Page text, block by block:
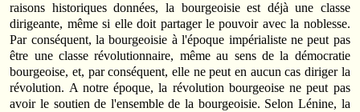
raisons historiques données, la bourgeoisie est déjà une classe
dirigeante, même si elle doit partager le pouvoir avec la noblesse.
Par conséquent, la bourgeoisie à l'époque impérialiste ne peut pas
être une classe révolutionnaire, même au sens de la démocratie
bourgeoise, et, par conséquent, elle ne peut en aucun cas diriger la
révolution. A notre époque, la révolution bourgeoise ne peut pas
avoir le soutien de l'ensemble de la bourgeoisie. Selon Lénine, la